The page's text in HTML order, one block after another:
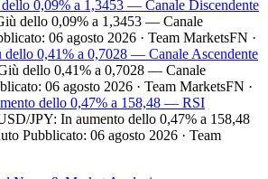
0,09% a 1,3453 — Canale Discendente
dello 0,09% a 1,3453 — Canale
06 agosto 2026 · Team MarketsFN ·
0,41% a 0,7028 — Canale Ascendente
dello 0,41% a 0,7028 — Canale
06 agosto 2026 · Team MarketsFN ·
dello 0,47% a 158,48 — RSI
JPY: In aumento dello 0,47% a 158,48
Pubblicato: 06 agosto 2026 · Team